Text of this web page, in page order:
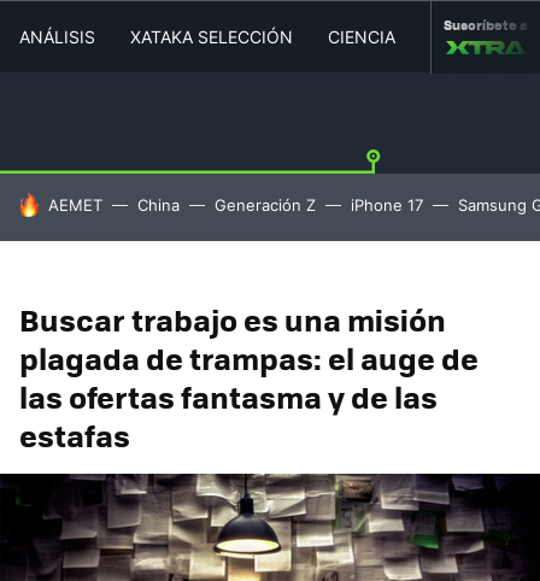
ANÁLISIS XATAKA SELECCIÓN CIENCIA MOVILIDAD
Suscríbete a
HOY SE HABLA DE
AEMET China Generación Z iPhone 17 Samsung
Buscar trabajo es una misión
plagada de trampas: el auge de
las ofertas fantasma y de las
estafas